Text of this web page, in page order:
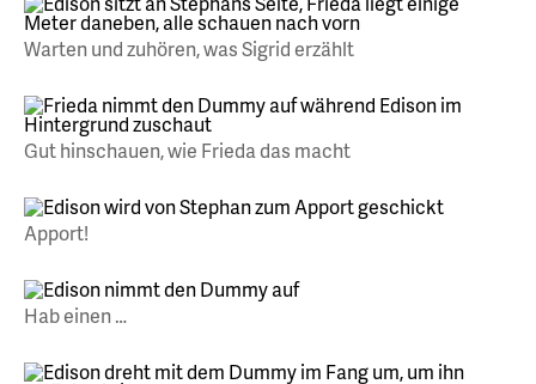
Warten und zuhören, was Sigrid erzählt
Gut hinschauen, wie Frieda das macht
Apport!
Hab einen …